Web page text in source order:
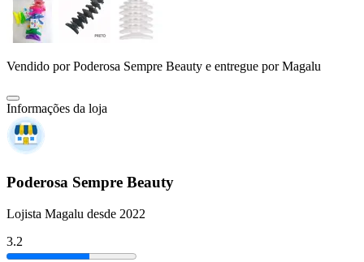
Vendido porPoderosa Sempre Beauty e entregue por Magalu
Informações da loja
Poderosa Sempre Beauty
Lojista Magalu desde 2022
3.2